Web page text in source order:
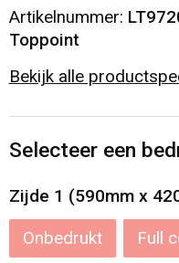
Artikelnummer:
Toppoint
Bekijk alle
Selecteer een
Zijde 1 (590mm x
Onbedrukt Full